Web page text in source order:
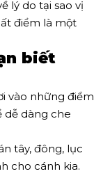
lý do tại sao vị
điểm là một
biết
vào những điểm
dễ dàng che
tây, đông, lục
cho cánh kia.